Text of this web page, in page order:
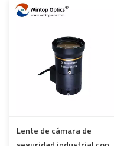
Lente de cámara de